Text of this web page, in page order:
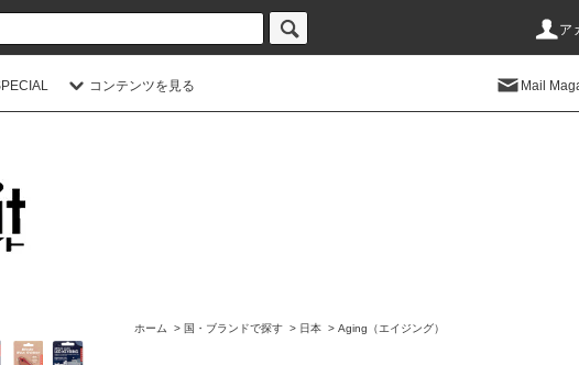
ア
コンテンツを見る Mail
ホーム > 国・ブランドで探す > 日本 > Aging（エイジング）